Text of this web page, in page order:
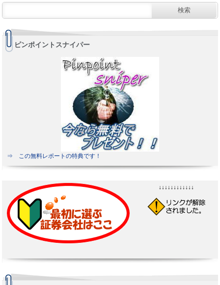
ピンポイントスナイパー
⇒ この無料レポートの特典です！
↓↓↓↓↓↓↓↓↓↓↓↓